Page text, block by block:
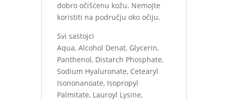
dobro očišćenu kožu. Nemojte
koristiti na području oko očiju.
Svi sastojci
Aqua, Alcohol Denat, Glycerin,
Panthenol, Distarch Phosphate,
Sodium Hyaluronate, Cetearyl
Isononanoate, Isopropyl
Palmitate, Lauroyl Lysine,